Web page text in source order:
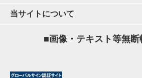
当サイトについて
■画像・テキスト等無